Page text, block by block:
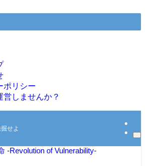
ポリシー
営しませんか？
せよ
-Revolution of Vulnerability-